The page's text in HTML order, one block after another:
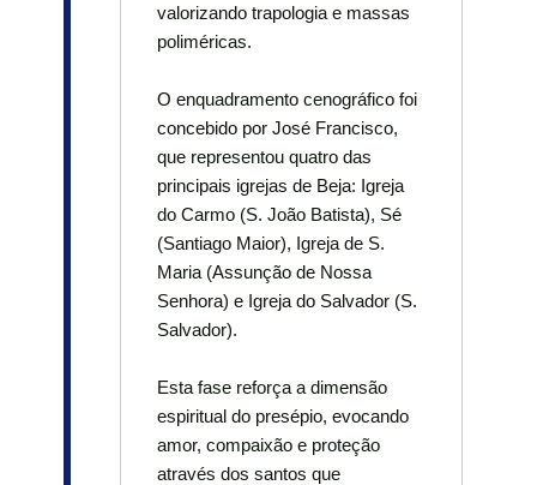
valorizando trapologia e massas
poliméricas.
O enquadramento cenográfico foi
concebido por José Francisco,
que representou quatro das
principais igrejas de Beja: Igreja
do Carmo (S. João Batista), Sé
(Santiago Maior), Igreja de S.
Maria (Assunção de Nossa
Senhora) e Igreja do Salvador (S.
Salvador).
Esta fase reforça a dimensão
espiritual do presépio, evocando
amor, compaixão e proteção
através dos santos que